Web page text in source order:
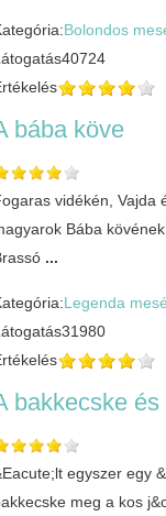
Bolondos
40724
bába köve
vidékén, Vajda
Bába
...
Legenda
31980
bakkecske és
egyszer egy
meg a kos